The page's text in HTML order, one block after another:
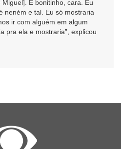
É bonitinho, cara. Eu
neném e tal. Eu só mostraria
ir com alguém em algum
pra ela e mostraria”, explicou